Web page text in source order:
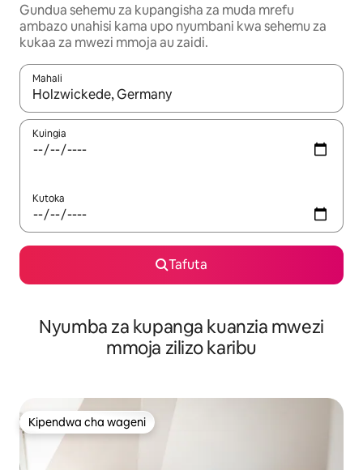
Gundua sehemu za kupangisha za muda mrefu
ambazo unahisi kama upo nyumbani kwa sehemu za
kukaa za mwezi mmoja au zaidi.
Mahali
Wakati matokeo yanapatikana, vinjari kwa kutumia vitufe vya
Kuingia
Kutoka
Tafuta
Nyumba za kupanga kuanzia mwezi
mmoja zilizo karibu
Kipendwa cha wageni
Kipendwa cha wageni